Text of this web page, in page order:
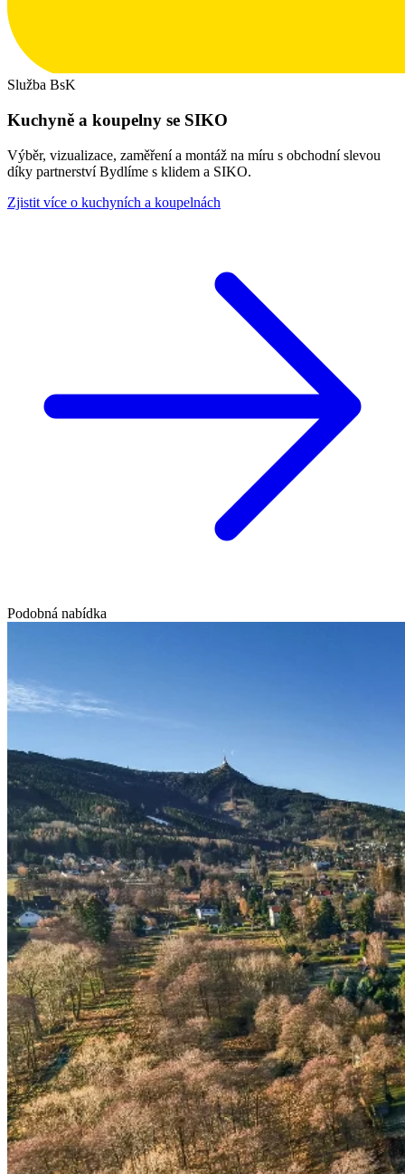
Služba BsK
Kuchyně a koupelny se SIKO
Výběr, vizualizace, zaměření a montáž na míru s obchodní slevou
díky partnerství Bydlíme s klidem a SIKO.
Zjistit více o kuchyních a koupelnách
Podobná nabídka